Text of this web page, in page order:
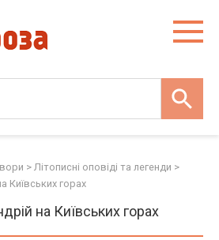
> Літописні оповіді та легенди >
Київських горах
на Київських горах